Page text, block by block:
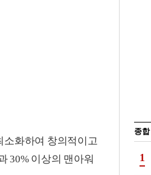
소화하여 창의적이고
30% 이상의 맨아워
종합
1